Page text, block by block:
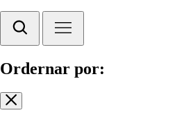
Ordernar por: